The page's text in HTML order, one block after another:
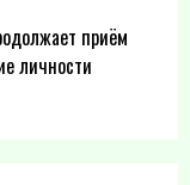
приём
личности